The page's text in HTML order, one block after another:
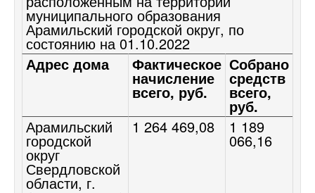
муниципального образования
Арамильский городской округ, по
состоянию на 01.10.2022
Адрес дома
Фактическое
начисление
всего, руб.
Собрано
средств
всего,
руб.
Арамильский
городской
округ
Свердловской
области, г.
1 264 469,08 1 189
066,16